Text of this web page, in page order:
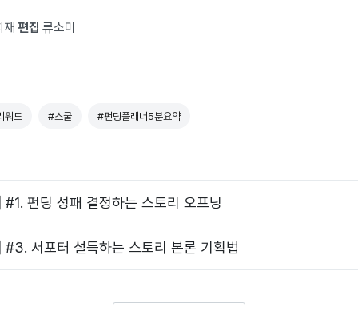
재편집류소미
워드 #스쿨 #펀딩플래너5분요약
펀딩 성패 결정하는 스토리 오프닝
서포터 설득하는 스토리 본론 기획법